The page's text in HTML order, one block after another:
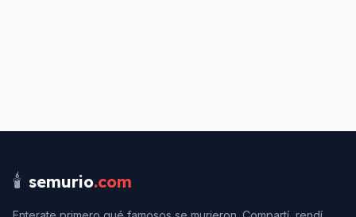
🕯️ semurio.com